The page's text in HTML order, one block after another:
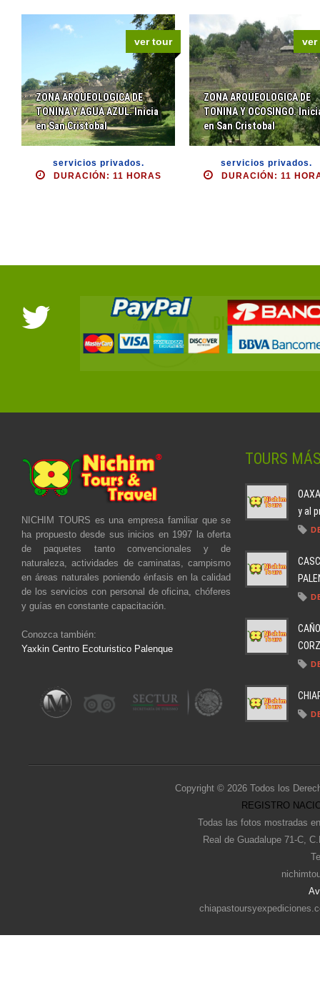
ver tour
ZONA ARQUEOLOGICA DE
TONINA Y AGUA AZUL. Inicia
en San Cristobal
servicios privados.
DURACIÓN: 11 HORAS
ver
ZONA ARQUEOLOGICA DE
TONINA Y OCOSINGO.
en San Cristobal
servicios privados.
DURACIÓN: 11
NICHIM TOURS es una empresa familiar que se
ha propuesto desde sus inicios en 1997 la oferta
de paquetes tanto convencionales y de
naturaleza, actividades de caminatas, campismo
en áreas naturales poniendo énfasis en la calidad
de los servicios con personal de oficina, chóferes
y guías en constante capacitación.
Conozca también:
Yaxkin Centro Ecoturistico Palenque
TOURS
y al
Copyright © 2026 Todos los
REGISTRO
Todas las fotos mostradas
Real de Guadalupe 71-C,